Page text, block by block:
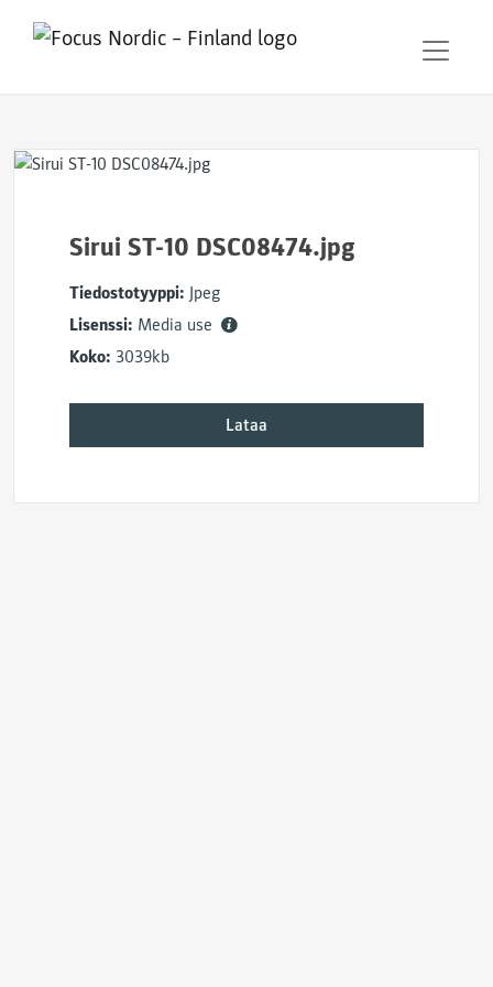
Sirui ST-10 DSC08474.jpg
Tiedostotyyppi: Jpeg
Lisenssi: Media use
Koko: 3039kb
Lataa